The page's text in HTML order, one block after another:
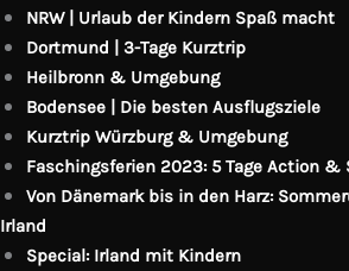
NRW | Urlaub der Kindern Spaß macht
Dortmund | 3-Tage Kurztrip
Heilbronn & Umgebung
Bodensee | Die besten Ausflugsziele
Kurztrip Würzburg & Umgebung
Faschingsferien 2023: 5 Tage Action &
Von Dänemark bis in den Harz:
Irland
Special: Irland mit Kindern